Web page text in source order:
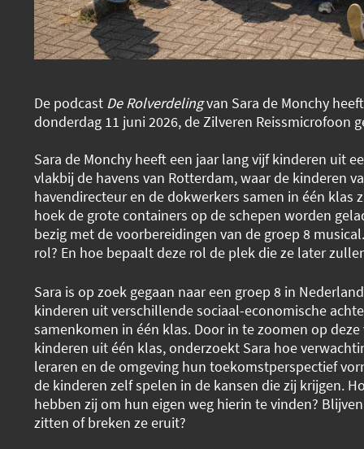
De podcast De Rolverdelingvan Sara de Monchy
donderdag 11 juni 2026, de Zilveren Reissmicrofoon
Sara de Monchy heeft een jaar lang vijf kinderen uit
vlakbij de havens van Rotterdam, waar de kinderen
havendirecteur en de dokwerkers samen in één klas
hoek de grote containers op de schepen worden
bezig met de voorbereidingen van de groep 8
rol? En hoe bepaalt deze rol de plek die ze later
Sara is op zoek gegaan naar een groep 8 in
kinderen uit verschillende sociaal-economische
samenkomen in één klas. Door in te zoomen op
kinderen uit één klas, onderzoekt Sara hoe
leraren en de omgeving hun toekomstperspectief
de kinderen zelf spelen in de kansen die zij krijgen.
hebben zij om hun eigen weg hierin te vinden?
zitten of breken ze eruit?